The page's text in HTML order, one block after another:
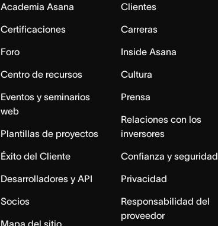
Academia Asana
Certificaciones
Foro
Centro de recursos
Eventos y seminarios
web
Plantillas de proyectos
Éxito del Cliente
Desarrolladores y API
Socios
Mapa del sitio
Clientes
Carreras
Inside Asana
Cultura
Prensa
Relaciones con los
inversores
Confianza y seguridad
Privacidad
Responsabilidad del
proveedor